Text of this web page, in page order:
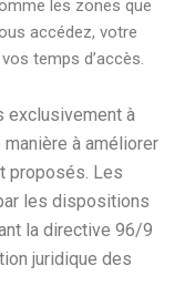
les zones que
accédez, votre
temps d’accès.
exclusivement à
à améliorer
proposés. Les
les dispositions
la directive 96/9
juridique des